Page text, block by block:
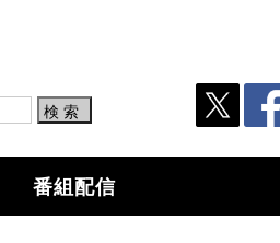
番組配信